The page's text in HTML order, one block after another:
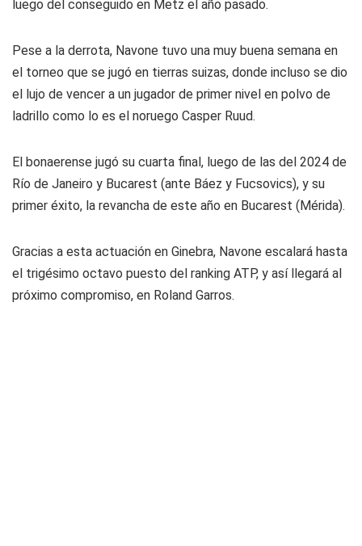
luego del conseguido en Metz el año pasado.
Pese a la derrota, Navone tuvo una muy buena semana en
el torneo que se jugó en tierras suizas, donde incluso se dio
el lujo de vencer a un jugador de primer nivel en polvo de
ladrillo como lo es el noruego Casper Ruud.
El bonaerense jugó su cuarta final, luego de las del 2024 de
Río de Janeiro y Bucarest (ante Báez y Fucsovics), y su
primer éxito, la revancha de este año en Bucarest (Mérida).
Gracias a esta actuación en Ginebra, Navone escalará hasta
el trigésimo octavo puesto del ranking ATP, y así llegará al
próximo compromiso, en Roland Garros.